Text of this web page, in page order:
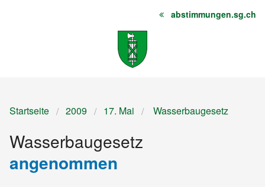
Startseite
Sitemap abstimmungen.sg.ch
Startseite 2009 17. Mai Wasserbaugesetz
Wasserbaugesetz
angenommen